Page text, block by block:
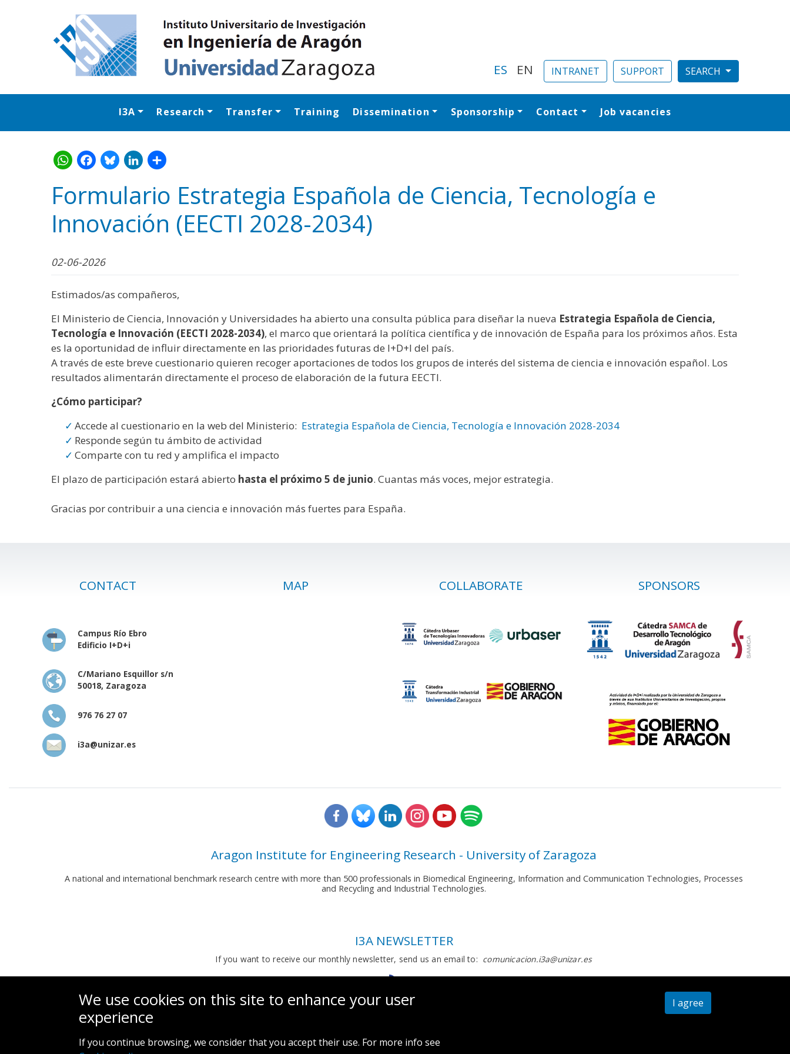
ES EN INTRANET SUPPORT
Navegación principal
I3A Research Transfer Training Dissemination Sponsorship Contact Job vacancies
WhatsApp
Facebook
Bluesky
LinkedIn
Share
Formulario Estrategia Española de Ciencia, Tecnología e
Innovación (EECTI 2028-2034)
02-06-2026
Estimados/as compañeros,
El Ministerio de Ciencia, Innovación y Universidades ha abierto una consulta pública para diseñar la nueva Estrategia Española de Ciencia,
Tecnología e Innovación (EECTI 2028-2034), el marco que orientará la política científica y de innovación de España para los próximos años. Esta
es la oportunidad de influir directamente en las prioridades futuras de I+D+I del país.
A través de este breve cuestionario quieren recoger aportaciones de todos los grupos de interés del sistema de ciencia e innovación español. Los
resultados alimentarán directamente el proceso de elaboración de la futura EECTI.
¿Cómo participar?
Accede al cuestionario en la web del Ministerio: Estrategia Española de Ciencia, Tecnología e Innovación 2028-2034
Responde según tu ámbito de actividad
Comparte con tu red y amplifica el impacto
El plazo de participación estará abierto hasta el próximo 5 de junio. Cuantas más voces, mejor estrategia.
Gracias por contribuir a una ciencia e innovación más fuertes para España.
CONTACT
Campus Río Ebro
Edificio I+D+i
C/Mariano Esquillor s/n
50018, Zaragoza
976 76 27 07
i3a@unizar.es
MAP COLLABORATE SPONSORS
Aragon Institute for Engineering Research - University of Zaragoza
A national and international benchmark research centre with more than 500 professionals in Biomedical Engineering, Information and Communication Technologies, Processes
and Recycling and Industrial Technologies.
I3A NEWSLETTER
If you want to receive our monthly newsletter, send us an email to: comunicacion.i3a@unizar.es
We use cookies on this site to enhance your user
experience
If you continue browsing, we consider that you accept their use. For more info see
I agree